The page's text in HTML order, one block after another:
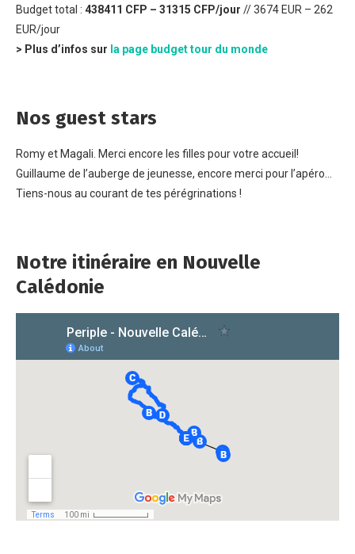
Budget total : 438411 CFP – 31315 CFP/jour // 3674 EUR – 262
EUR/jour
> Plus d’infos sur la page budget tour du monde
Nos guest stars
Romy et Magali. Merci encore les filles pour votre accueil!
Guillaume de l’auberge de jeunesse, encore merci pour l’apéro…
Tiens-nous au courant de tes pérégrinations !
Notre itinéraire en Nouvelle
Calédonie